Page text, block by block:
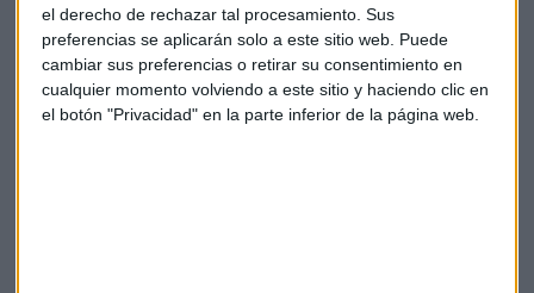
el derecho de rechazar tal procesamiento. Sus
preferencias se aplicarán solo a este sitio web. Puede
cambiar sus preferencias o retirar su consentimiento en
cualquier momento volviendo a este sitio y haciendo clic en
el botón "Privacidad" en la parte inferior de la página web.
El presidente de la Generalitat, Carles Puigdemont, ha
enviado la respuesta al requerimiento solicitado por el